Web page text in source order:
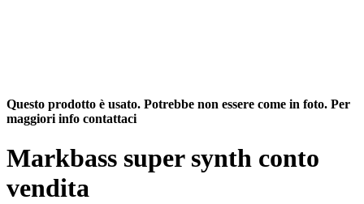
Questo prodotto è usato. Potrebbe non essere come in foto. Per
maggiori info contattaci
Markbass super synth conto
vendita